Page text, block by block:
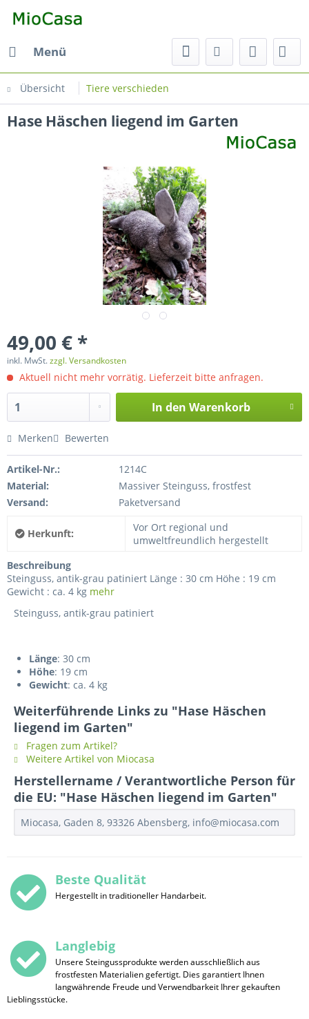
Menü
Übersicht Tiere verschieden
Hase Häschen liegend im Garten
49,00 € *
inkl. MwSt.zzgl. Versandkosten
Aktuell nicht mehr vorrätig. Lieferzeit bitte anfragen.
In den Warenkorb
Merken Bewerten
Artikel-Nr.:
1214C
Material:
Massiver Steinguss, frostfest
Versand:
Paketversand
Herkunft:
Vor Ort regional und
umweltfreundlich hergestellt
Beschreibung
Steinguss, antik-grau patiniert Länge : 30 cm Höhe : 19 cm
Gewicht : ca. 4 kg mehr
Steinguss, antik-grau patiniert
Länge: 30 cm
Höhe: 19 cm
Gewicht: ca. 4 kg
Weiterführende Links zu "Hase Häschen
liegend im Garten"
Fragen zum Artikel?
Weitere Artikel von Miocasa
Herstellername / Verantwortliche Person für
die EU: "Hase Häschen liegend im Garten"
Miocasa, Gaden 8, 93326 Abensberg, info@miocasa.com
Beste Qualität
Hergestellt in traditioneller Handarbeit.
Langlebig
Unsere Steingussprodukte werden ausschließlich aus
frostfesten Materialien gefertigt. Dies garantiert Ihnen
langwährende Freude und Verwendbarkeit Ihrer gekauften
Lieblingsstücke.